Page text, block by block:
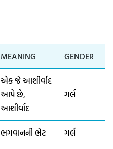
MEANING GENDER
એક જે આશીર્વાદ
આપે છે,
આશીર્વાદ
ગર્લ
ભગવાનની ભેટ
ગર્લ